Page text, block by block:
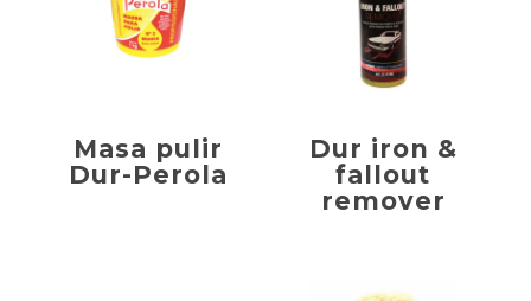
Masa pulir
Dur-Perola
Dur iron &
fallout
remover